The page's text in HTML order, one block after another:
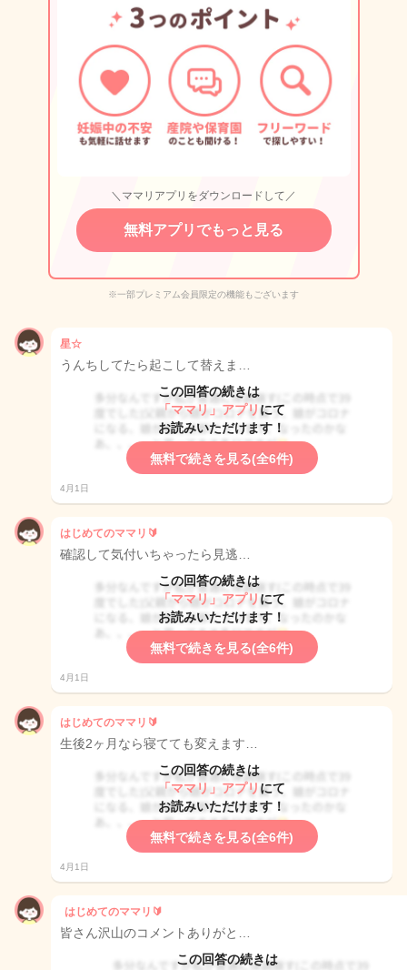
＼ママリアプリをダウンロードして／
無料アプリでもっと見る
※一部プレミアム会員限定の機能もございます
星☆
うんちしてたら起こして替えま…
この回答の続きは
「ママリ」アプリ にて
お読みいただけます！
無料で続きを見る(全6件)
4月1日
はじめてのママリ🔰
確認して気付いちゃったら見逃…
この回答の続きは
「ママリ」アプリ にて
お読みいただけます！
無料で続きを見る(全6件)
4月1日
はじめてのママリ🔰
生後2ヶ月なら寝てても変えます…
この回答の続きは
「ママリ」アプリ にて
お読みいただけます！
無料で続きを見る(全6件)
4月1日
はじめてのママリ🔰
皆さん沢山のコメントありがと…
この回答の続きは